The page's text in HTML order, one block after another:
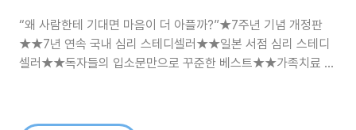
“왜 사람한테 기대면 마음이 더 아플까?”★7주년 기념 개정판
★★7년 연속 국내 심리 스테디셀러★★일본 서점 심리 스테디
셀러★★독자들의 입소문만으로 꾸준한 베스트★★가족치료 전